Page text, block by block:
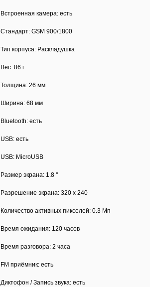
Встроенная камера: есть
Стандарт: GSM 900/1800
Тип корпуса: Раскладушка
Вес: 86 г
Толщина: 26 мм
Ширина: 68 мм
Bluetooth: есть
USB: есть
USB: MicroUSB
Размер экрана: 1.8 ''
Разрешение экрана: 320 x 240
Количество активных пикселей: 0.3 Мп
Время ожидания: 120 часов
Время разговора: 2 часа
FM приёмник: есть
Диктофон / Запись звука: есть